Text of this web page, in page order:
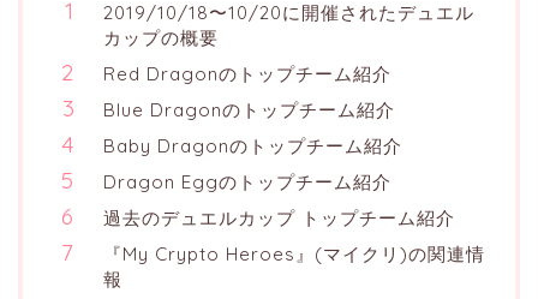
2019/10/18〜10/20に開催されたデュエル
カップの概要
Red Dragonのトップチーム紹介
Blue Dragonのトップチーム紹介
Baby Dragonのトップチーム紹介
Dragon Eggのトップチーム紹介
過去のデュエルカップ トップチーム紹介
『My Crypto Heroes』(マイクリ)の関連情
報